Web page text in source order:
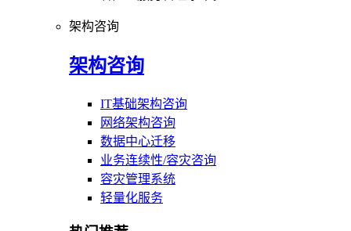
架构咨询
架构咨询
IT基础架构咨询
网络架构咨询
数据中心迁移
业务连续性/容灾咨询
容灾管理系统
轻量化服务